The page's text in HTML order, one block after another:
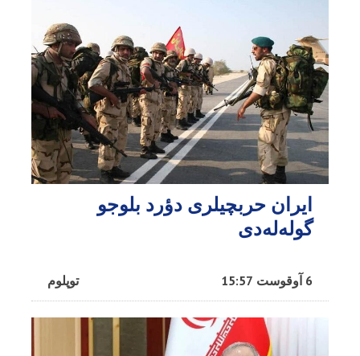
ایران حربچیلری دؤرد بلوجو
گوله‌له‌دی
توپلوم 6 آوقوست 15:57